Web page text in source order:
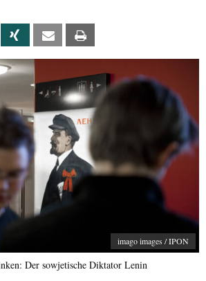
Linkedin Xing Email
imago images / IPON
Der sowjetische Diktator Lenin